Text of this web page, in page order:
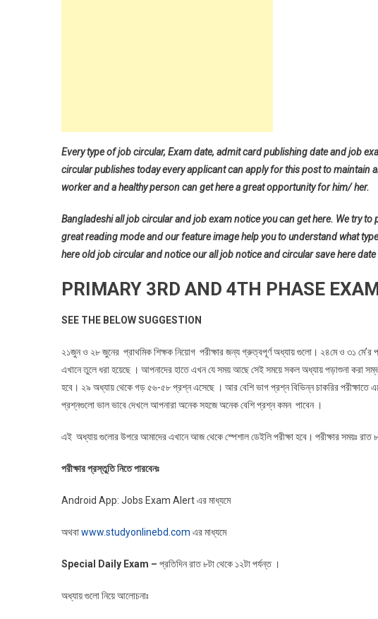
Every type of job circular, Exam date, admit card publishing date and job
circular publishes today every applicant can apply for this post to
worker and a healthy person can get here a great opportunity for him/ her.
Bangladeshi all job circular and job exam notice you can get here. We try to
great reading mode and our feature image help you to understand what
here old job circular and notice our all job notice and circular save here date
PRIMARY 3RD AND 4TH PHASE
SEE THE BELOW SUGGESTION
২১জুন ও ২৮ জুনের প্রাথমিক শিক্ষক নিয়োগ পরীক্ষার জন্য গ্রুত্বপূর্ণ অধ্যায় গুলো। ২৪মে ও ৩১ মে’র
এখানে তুলে ধরা হয়েছে । আপনাদের হাতে এখন যে সময় আছে সেই সময়ে সকল অধ্যায় পড়াশুনা
হবে। ২৯ অধ্যায় থেকে গড় ৫৬-৫৮ প্রশ্ন এসেছে । আর বেশি ভাগ প্রশ্ন বিভিন্ন চাকরির পরীক্ষাতে
প্রশ্নগুলো ভাল ভাবে দেখলে আপনারা অনেক সহজে অনেক বেশি প্রশ্ন কমন পাবেন ।
এই অধ্যায় গুলোর উপরে আমাদের এখানে আজ থেকে স্পেশাল ডেইলি পরীক্ষা হবে। পরীক্ষার সময়ঃ রাত
পরীক্ষার প্রস্তুতি নিতে পারবেনঃ
Android App: Jobs Exam Alert এর মাধ্যমে
অথবাwww.studyonlinebd.com এর মাধ্যমে
Special Daily Exam – প্রতিদিন রাত ৮টা থেকে ১২টা পর্যন্ত ।
অধ্যায় গুলো নিয়ে আলোচনাঃ